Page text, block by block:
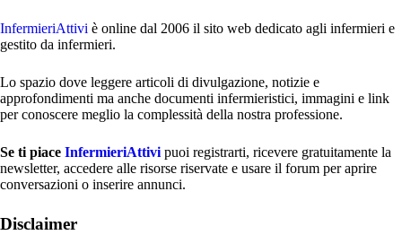
InfermieriAttivi è online dal 2006 il sito web dedicato agli infermieri e
gestito da infermieri.
Lo spazio dove leggere articoli di divulgazione, notizie e
approfondimenti ma anche documenti infermieristici, immagini e link
per conoscere meglio la complessità della nostra professione.
Se ti piace InfermieriAttivipuoi registrarti, ricevere gratuitamente la
newsletter, accedere alle risorse riservate e usare il forum per aprire
conversazioni o inserire annunci.
Disclaimer